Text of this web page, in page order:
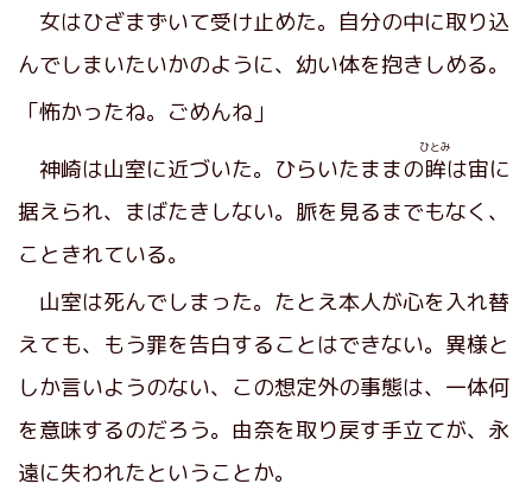
女はひざまずいて受け止めた。自分の中に取り込
んでしまいたいかのように、幼い体を抱きしめる。
「怖かったね。ごめんね」
神崎は山室に近づいた。ひらいたままの眸
ひとみ
は宙に
据えられ、まばたきしない。脈を見るまでもなく、
こときれている。
山室は死んでしまった。たとえ本人が心を入れ替
えても、もう罪を告白することはできない。異様と
しか言いようのない、この想定外の事態は、一体何
を意味するのだろう。由奈を取り戻す手立てが、永
遠に失われたということか。